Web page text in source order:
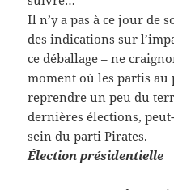
Il n’y a pas à ce jour de
des indications sur
ce déballage – ne
moment où les partis
reprendre un peu du
dernières élections,
sein du parti Pirates.
Élection présidentielle